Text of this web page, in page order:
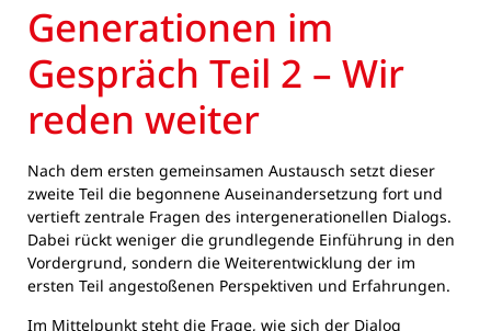
Generationen im
Gespräch Teil 2 – Wir
reden weiter
Nach dem ersten gemeinsamen Austausch setzt dieser
zweite Teil die begonnene Auseinandersetzung fort und
vertieft zentrale Fragen des intergenerationellen Dialogs.
Dabei rückt weniger die grundlegende Einführung in den
Vordergrund, sondern die Weiterentwicklung der im
ersten Teil angestoßenen Perspektiven und Erfahrungen.
Im Mittelpunkt steht die Frage, wie sich der Dialog